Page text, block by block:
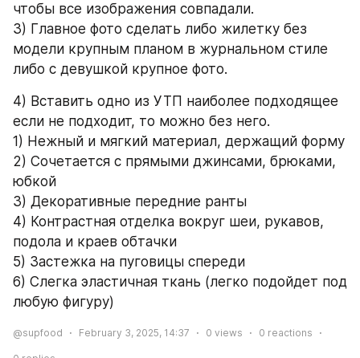
чтобы все изображения совпадали.
3) Главное фото сделать либо жилетку без
модели крупным планом в журнальном стиле
либо с девушкой крупное фото.
4) Вставить одно из УТП наиболее подходящее
если не подходит, то можно без него.
1) Нежный и мягкий материал, держащий форму
2) Сочетается с прямыми джинсами, брюками,
юбкой
3) Декоративные передние ранты
4) Контрастная отделка вокруг шеи, рукавов,
подола и краев обтачки
5) Застежка на пуговицы спереди
6) Слегка эластичная ткань (легко подойдет под
любую фигуру)
@supfood February 3, 2025, 14:37 0 views 0 reactions